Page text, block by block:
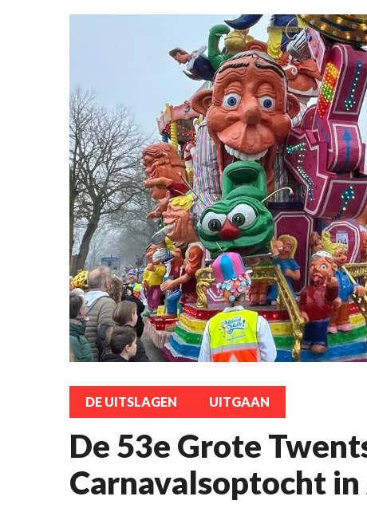
DE UITSLAGEN UITGAAN
De 53e Grote
Carnavalsoptocht